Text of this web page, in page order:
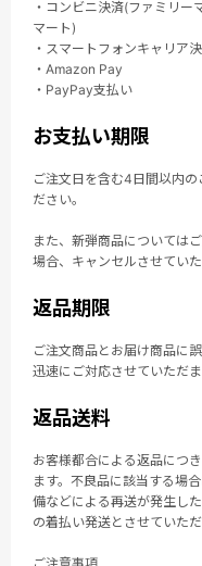
・コンビニ決済(ファミリー
マート)
・スマートフォンキャリア
・Amazon Pay
・PayPay支払い
お支払い期限
ご注文日を含む4日間以内
ださい。
また、新弾商品については
場合、キャンセルさせてい
返品期限
ご注文商品とお届け商品に
迅速にご対応させていただま
返品送料
お客様都合による返品につ
ます。不良品に該当する場
備などによる再送が発生し
の着払い発送とさせていた